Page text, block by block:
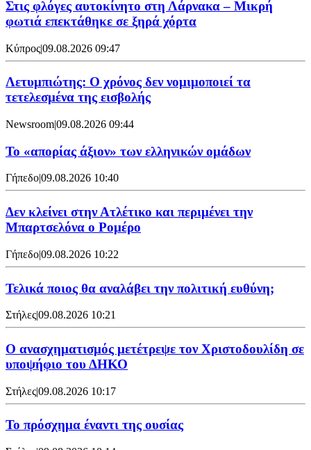
Στις φλόγες αυτοκίνητο στη Λάρνακα – Μικρή
φωτιά επεκτάθηκε σε ξηρά χόρτα
Κύπρος|09.08.2026 09:47
Λετυμπιώτης: Ο χρόνος δεν νομιμοποιεί τα
τετελεσμένα της εισβολής
Newsroom|09.08.2026 09:44
Το «απορίας άξιον» των ελληνικών ομάδων
Γήπεδο|09.08.2026 10:40
Δεν κλείνει στην Ατλέτικο και περιμένει την
Μπαρτσελόνα ο Ρομέρο
Γήπεδο|09.08.2026 10:22
Τελικά ποιος θα αναλάβει την πολιτική ευθύνη;
Στήλες|09.08.2026 10:21
Ο ανασχηματισμός μετέτρεψε τον Χριστοδουλίδη σε
υποψήφιο του ΔΗΚΟ
Στήλες|09.08.2026 10:17
Το πρόσχημα έναντι της ουσίας